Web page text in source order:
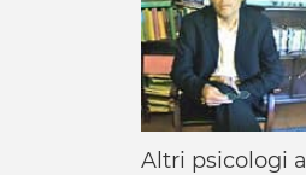
Altri psicologi a